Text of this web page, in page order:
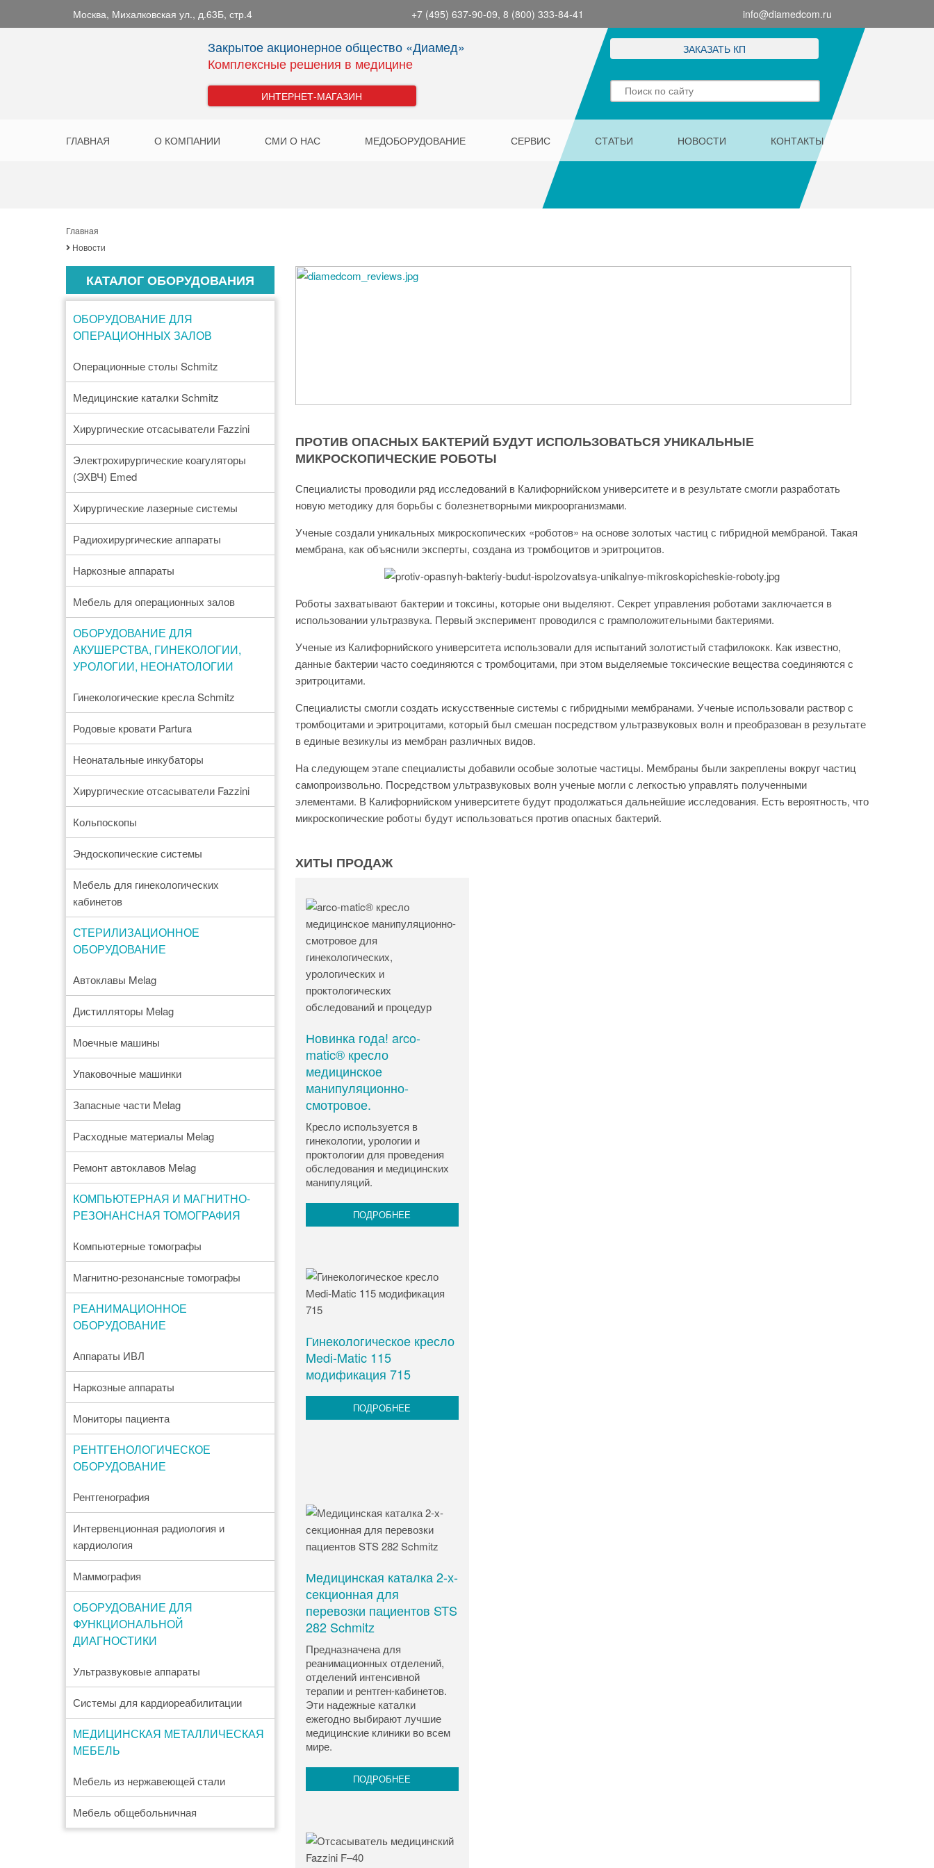
Москва, Михалковская ул., д.63Б, стр.4 +7 (495) 637-90-09, 8 (800) 333-84-41 info@diamedcom.ru
Закрытое акционерное общество «Диамед»
Комплексные решения в медицине
ИНТЕРНЕТ-МАГАЗИН
ЗАКАЗАТЬ КП
ГЛАВНАЯ О КОМПАНИИ СМИ О НАС МЕДОБОРУДОВАНИЕ СЕРВИС СТАТЬИ НОВОСТИ КОНТАКТЫ
Главная
Новости
КАТАЛОГ ОБОРУДОВАНИЯ
ОБОРУДОВАНИЕ ДЛЯ
ОПЕРАЦИОННЫХ ЗАЛОВ
Oперационные столы Schmitz
Медицинские каталки Schmitz
Хирургические отсасыватели Fazzini
Электрохирургические коагуляторы
(ЭХВЧ) Emed
Хирургические лазерные системы
Радиохирургические аппараты
Наркозные аппараты
Мебель для операционных залов
ОБОРУДОВАНИЕ ДЛЯ
АКУШЕРСТВА, ГИНЕКОЛОГИИ,
УРОЛОГИИ, НЕОНАТОЛОГИИ
Гинекологические кресла Schmitz
Родовые кровати Partura
Неонатальные инкубаторы
Хирургические отсасыватели Fazzini
Кольпоскопы
Эндоскопические системы
Мебель для гинекологических
кабинетов
СТЕРИЛИЗАЦИОННОЕ
ОБОРУДОВАНИЕ
Автоклавы Melag
Дистилляторы Melag
Моечные машины
Упаковочные машинки
Запасные части Melag
Расходные материалы Melag
Ремонт автоклавов Melag
КОМПЬЮТЕРНАЯ И МАГНИТНО-
РЕЗОНАНСНАЯ ТОМОГРАФИЯ
Компьютерные томографы
Магнитно-резонансные томографы
РЕАНИМАЦИОННОЕ
ОБОРУДОВАНИЕ
Аппараты ИВЛ
Наркозные аппараты
Мониторы пациента
РЕНТГЕНОЛОГИЧЕСКОЕ
ОБОРУДОВАНИЕ
Рентгенография
Интервенционная радиология и
кардиология
Маммография
ОБОРУДОВАНИЕ ДЛЯ
ФУНКЦИОНАЛЬНОЙ
ДИАГНОСТИКИ
Ультразвуковые аппараты
Системы для кардиореабилитации
МЕДИЦИНСКАЯ МЕТАЛЛИЧЕСКАЯ
МЕБЕЛЬ
Мебель из нержавеющей стали
Мебель общебольничная
ПРОТИВ ОПАСНЫХ БАКТЕРИЙ БУДУТ ИСПОЛЬЗОВАТЬСЯ УНИКАЛЬНЫЕ
МИКРОСКОПИЧЕСКИЕ РОБОТЫ
Специалисты проводили ряд исследований в Калифорнийском университете и в результате смогли разработать
новую методику для борьбы с болезнетворными микроорганизмами.
Ученые создали уникальных микроскопических «роботов» на основе золотых частиц с гибридной мембраной. Такая
мембрана, как объяснили эксперты, создана из тромбоцитов и эритроцитов.
Роботы захватывают бактерии и токсины, которые они выделяют. Секрет управления роботами заключается в
использовании ультразвука. Первый эксперимент проводился с грамположительными бактериями.
Ученые из Калифорнийского университета использовали для испытаний золотистый стафилококк. Как известно,
данные бактерии часто соединяются с тромбоцитами, при этом выделяемые токсические вещества соединяются с
эритроцитами.
Специалисты смогли создать искусственные системы с гибридными мембранами. Ученые использовали раствор с
тромбоцитами и эритроцитами, который был смешан посредством ультразвуковых волн и преобразован в результате
в единые везикулы из мембран различных видов.
На следующем этапе специалисты добавили особые золотые частицы. Мембраны были закреплены вокруг частиц
самопроизвольно. Посредством ультразвуковых волн ученые могли с легкостью управлять полученными
элементами. В Калифорнийском университете будут продолжаться дальнейшие исследования. Есть вероятность, что
микроскопические роботы будут использоваться против опасных бактерий.
ХИТЫ ПРОДАЖ
Новинка года! arco-
matic® кресло
медицинское
манипуляционно-
смотровое.
Кресло используется в
гинекологии, урологии и
проктологии для проведения
обследования и медицинских
манипуляций.
ПОДРОБНЕЕ
Гинекологическое кресло
Medi-Matic 115
модификация 715
ПОДРОБНЕЕ
Медицинская каталка 2-х-
секционная для
перевозки пациентов STS
282 Schmitz
Предназначена для
реанимационных отделений,
отделений интенсивной
терапии и рентген-кабинетов.
Эти надежные каталки
ежегодно выбирают лучшие
медицинские клиники во всем
мире.
ПОДРОБНЕЕ